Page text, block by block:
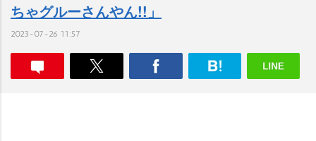
ちゃグルーさんやん!!」
2023-07-26 11:57